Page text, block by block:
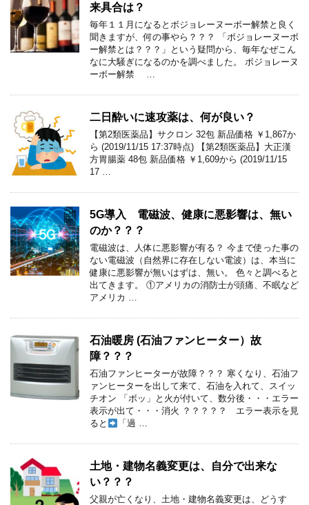
来具合は？
毎年１１月になるとボジョレーヌーボー解禁と良く
聞きますが、何の事やら？？？ 「ボジョレーヌーボ
ー解禁とは？？？」という疑問から、毎年なぜこん
なに大騒ぎになるのかを調べました。 ボジョレーヌ
ーボー解禁 …
二日酔いに速攻薬は、何が良い？
【第2類医薬品】サクロン 32包 新品価格 ￥1,867か
ら (2019/11/15 17:37時点) 【第2類医薬品】大正漢
方胃腸薬 48包 新品価格 ￥1,609から (2019/11/15
17 …
5G導入 電磁波、健康に悪影響は、無い
のか？？？
電磁波は、人体に悪影響が有る？ 今まで使った事の
ない電磁波（自然界に存在しない電波）は、本当に
健康に悪影響が無いはずは、無い。 色々と調べると
出てきます。 ①アメリカの消防士が頭痛、不眠など
アメリカ …
石油暖房 (石油ファンヒーター）故
障？？？
石油ファンヒーターが故障？？？ 寒くなり、石油フ
ァンヒーターを出して来て、石油を入れて、スイッ
チオン 「ボッ」と火が付いて、数分後・・・エラー
表示が出て・・・消火 ？？？？？ エラー表示を見
ると
「過 …
土地・建物名義変更は、自分で出来な
い？？？
父親が亡くなり、土地・建物名義変更は、どうす